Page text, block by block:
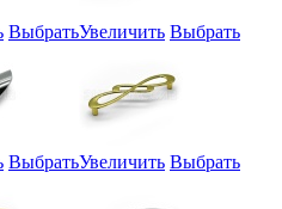
ВыбратьУвеличить Выбрать
ВыбратьУвеличить Выбрать